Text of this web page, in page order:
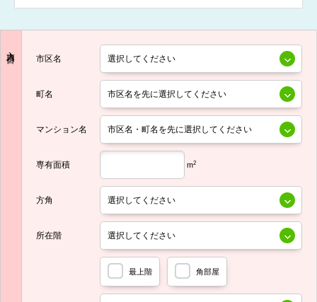
市区名
町名
マンション名
専有面積 m2
方角
所在階
最上階 角部屋